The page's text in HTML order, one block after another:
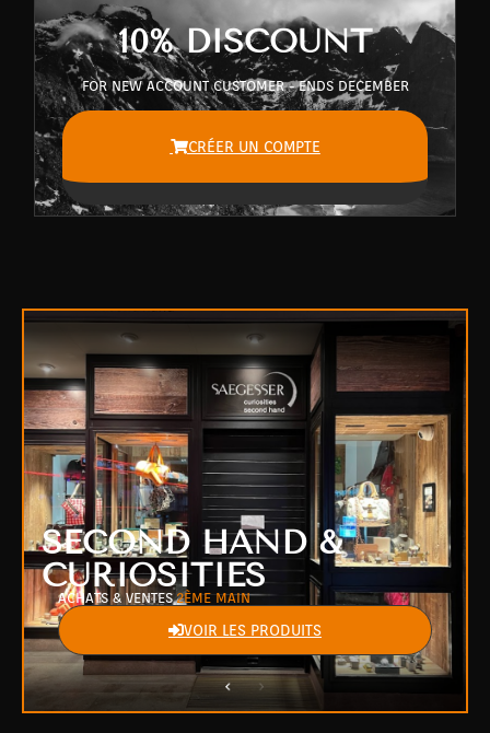
10% DISCOUNT
FOR NEW ACCOUNT CUSTOMER - ENDS DECEMBER
CRÉER UN COMPTE
SECOND HAND &
CURIOSITIES
ACHATS & VENTES 2ÈME MAIN
VOIR LES PRODUITS